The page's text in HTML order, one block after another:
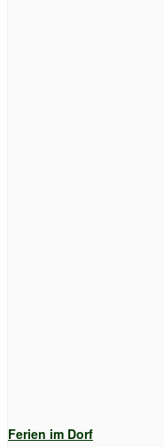
Ferien im Dorf